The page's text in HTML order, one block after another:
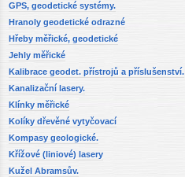
GPS, geodetické systémy.
Hranoly geodetické odrazné
Hřeby měřické, geodetické
Jehly měřické
Kalibrace geodet. přístrojů a příslušenství.
Kanalizační lasery.
Klínky měřické
Kolíky dřevěné vytyčovací
Kompasy geologické.
Křížové (liniové) lasery
Kužel Abramsův.